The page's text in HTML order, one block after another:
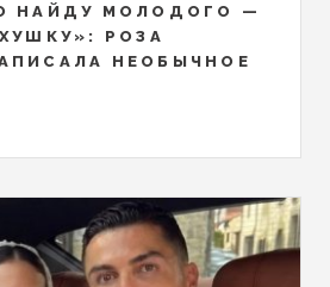
НАЙДУ МОЛОДОГО —
РОЗА
НЕОБЫЧНОЕ